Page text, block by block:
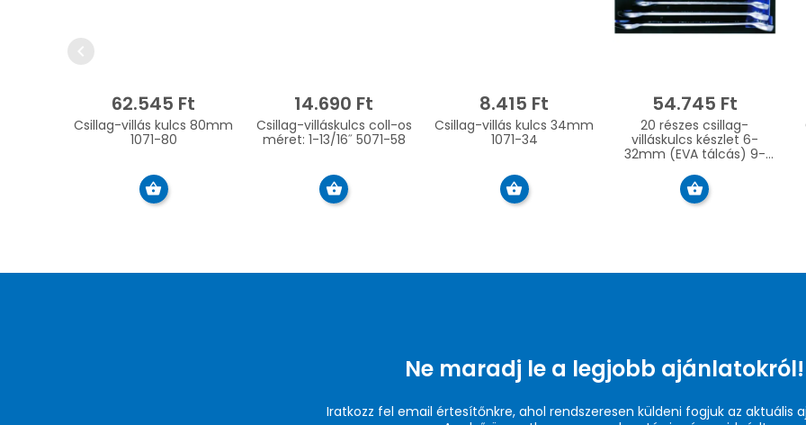
62.545 Ft
Csillag-villás kulcs 80mm
1071-80
14.690 Ft
Csillag-villáskulcs coll-os
méret: 1-13/16˝ 5071-58
8.415 Ft
Csillag-villás kulcs 34mm
1071-34
54.745 Ft
20 részes csillag-
villáskulcs készlet 6-
32mm (EVA tálcás) 9-
chevron_left
Ne maradj le a legjobb ajánlatokról!
Iratkozz fel email értesítőnkre, ahol rendszeresen küldeni fogjuk az aktuális